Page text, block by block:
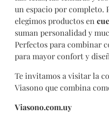
un espacio por completo.
elegimos productos en
suman personalidad y
Perfectos para combinar
para mayor confort y
Te invitamos a visitar la
Viasono que combina
Viasono.com.uy